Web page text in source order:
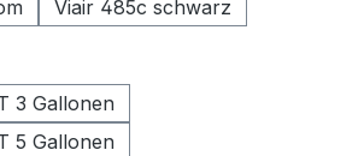
Viair 485c schwarz
3 Gallonen
5 Gallonen